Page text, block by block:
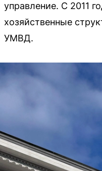
управление. С 2011
хозяйственные
УМВД.